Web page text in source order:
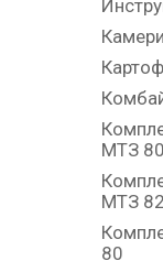
МТЗ 80
МТЗ 82
80